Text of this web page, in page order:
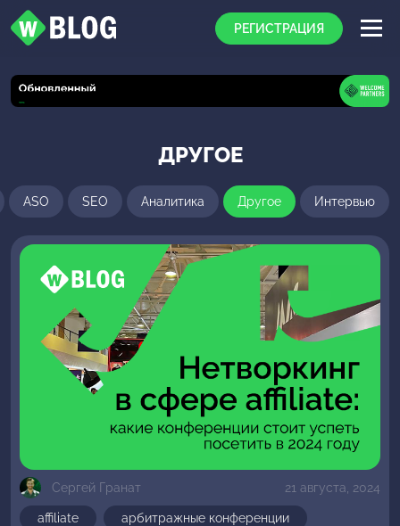
РЕГИСТРАЦИЯ
ДРУГОЕ
ASO SEO Аналитика Другое Интервью
Сергей Гранат 21 августа, 2024
affiliate
арбитражные конференции